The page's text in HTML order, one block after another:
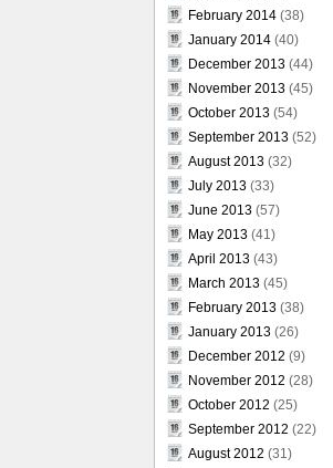
February 2014 (38)
January 2014 (40)
December 2013 (44)
November 2013 (45)
October 2013 (54)
September 2013 (52)
August 2013 (32)
July 2013 (33)
June 2013 (57)
May 2013 (41)
April 2013 (43)
March 2013 (45)
February 2013 (38)
January 2013 (26)
December 2012 (9)
November 2012 (28)
October 2012 (25)
September 2012 (22)
August 2012 (31)